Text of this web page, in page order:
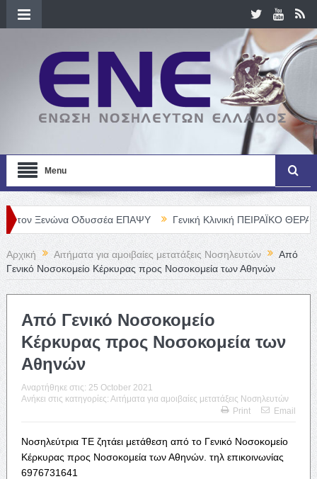
Menu
Οδυσσέα ΕΠΑΨΥ Γενική Κλινική ΠΕΙΡΑΪΚΟ
Αρχική Αιτήματα για αμοιβαίες μετατάξεις Νοσηλευτών
Από
Γενικό Νοσοκομείο Κέρκυρας προς Νοσοκομεία των Αθηνών
Από Γενικό Νοσοκομείο
Κέρκυρας προς Νοσοκομεία των
Αθηνών
Αναρτήθηκε στις: 25 October 2021
Ανήκει στις κατηγορίες: Αιτήματα για αμοιβαίες μετατάξεις Νοσηλευτών
Print
Email
Νοσηλεύτρια ΤΕ ζητάει μετάθεση από το Γενικό Νοσοκομείο
Κέρκυρας προς Νοσοκομεία των Αθηνών. τηλ επικοινωνίας
6976731641